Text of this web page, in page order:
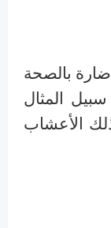
بالصحة
المثال
الأعشاب